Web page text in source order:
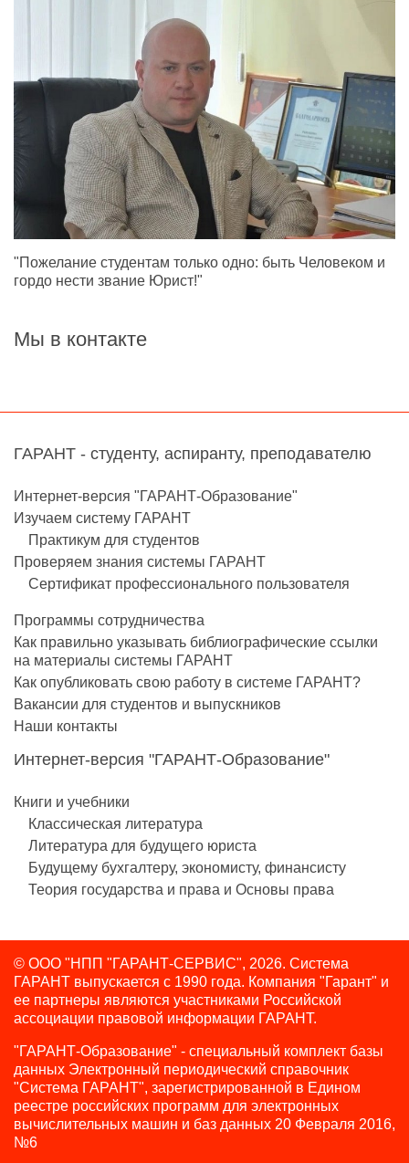
"Пожелание студентам только одно: быть Человеком и
гордо нести звание Юрист!"
Мы в контакте
ГАРАНТ - студенту, аспиранту, преподавателю
Интернет-версия "ГАРАНТ-Образование"
Изучаем систему ГАРАНТ
Практикум для студентов
Проверяем знания системы ГАРАНТ
Сертификат профессионального пользователя
Программы сотрудничества
Как правильно указывать библиографические ссылки
на материалы системы ГАРАНТ
Как опубликовать свою работу в системе ГАРАНТ?
Вакансии для студентов и выпускников
Наши контакты
Интернет-версия "ГАРАНТ-Образование"
Книги и учебники
Классическая литература
Литература для будущего юриста
Будущему бухгалтеру, экономисту, финансисту
Теория государства и права и Основы права
© ООО "НПП "ГАРАНТ-СЕРВИС", 2026. Система
ГАРАНТ выпускается с 1990 года. Компания "Гарант" и
ее партнеры являются участниками Российской
ассоциации правовой информации ГАРАНТ.
"ГАРАНТ-Образование" - специальный комплект базы
данных Электронный периодический справочник
"Система ГАРАНТ", зарегистрированной в Едином
реестре российских программ для электронных
вычислительных машин и баз данных 20 Февраля 2016,
№6